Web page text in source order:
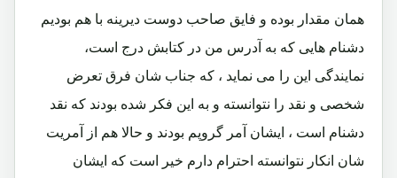
همان مقدار بوده و فایق صاحب دوست دیرینه با هم بودیم
دشنام هایی که به آدرس من در کتابش درج است،
نمایندگی این را می نماید ، که جناب شان فرق تعرض
شخصی و نقد را نتوانسته و به این فکر شده بودند که نقد
دشنام است ، ایشان آمر گروپم بودند و حالا هم از آمریت
شان انکار نتوانسته احترام دارم خیر است که ایشان